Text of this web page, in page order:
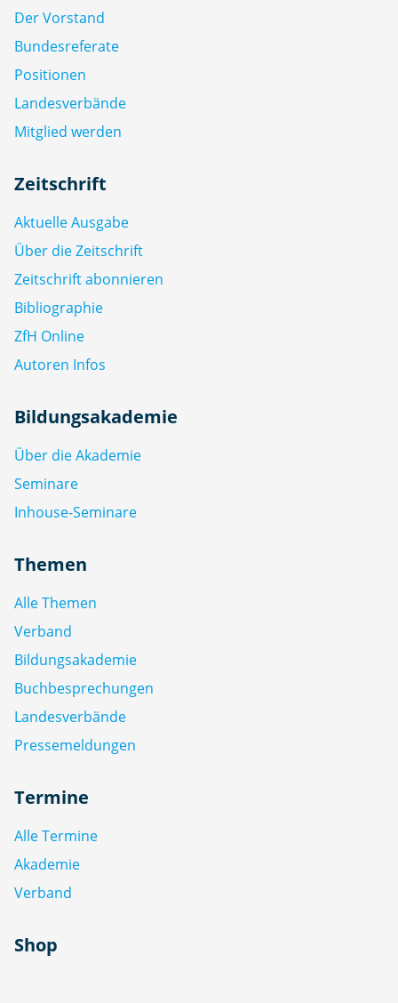
Der Vorstand
Bundesreferate
Positionen
Landesverbände
Mitglied werden
Zeitschrift
Aktuelle Ausgabe
Über die Zeitschrift
Zeitschrift abonnieren
Bibliographie
ZfH Online
Autoren Infos
Bildungsakademie
Über die Akademie
Seminare
Inhouse-Seminare
Themen
Alle Themen
Verband
Bildungsakademie
Buchbesprechungen
Landesverbände
Pressemeldungen
Termine
Alle Termine
Akademie
Verband
Shop